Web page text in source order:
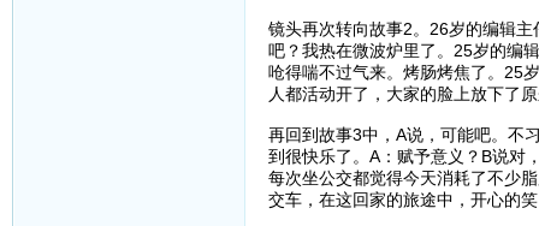
镜头再次转向故事2。26岁的编辑
吧？我热在微波炉里了。25岁的编
呛得喘不过气来。烤肠烤焦了。25
人都活动开了，大家的脸上放下了
再回到故事3中，A说，可能吧。不
到很快乐了。A：赋予意义？B说对
每次坐公交都觉得今天消耗了不少
交车，在这回家的旅途中，开心的